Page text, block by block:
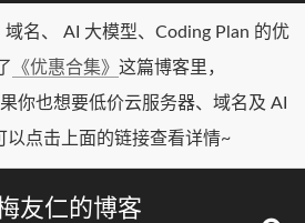
名、 AI 大模型、Coding Plan 的优
《优惠合集》 这篇博客里，
你也想要低价云服务器、域名及 AI
以点击上面的链接查看详情~
友仁的博客